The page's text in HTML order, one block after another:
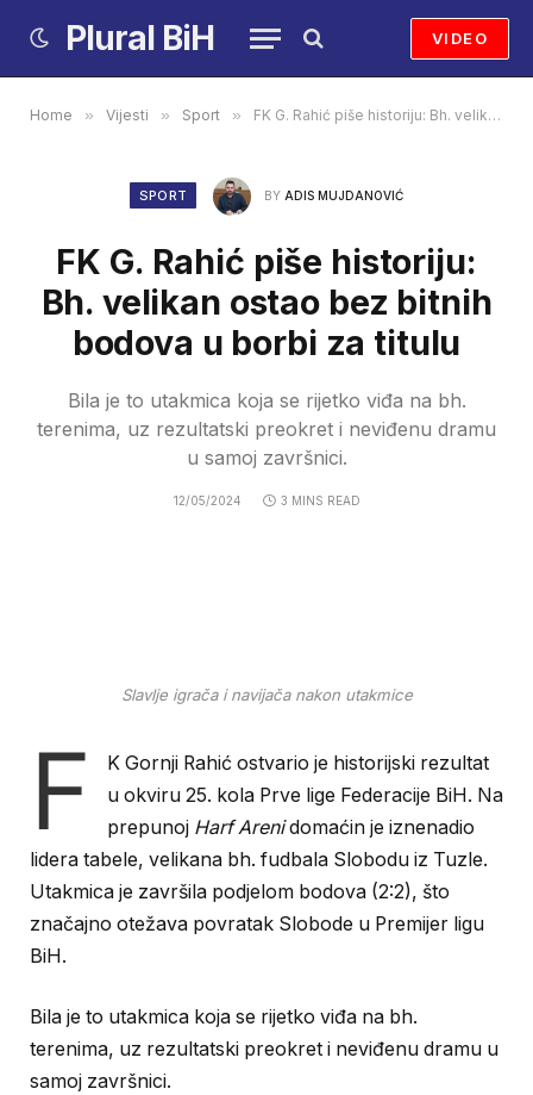
Plural BiH VIDEO
Home » Vijesti » Sport » FK G. Rahić piše historiju: Bh. velikan ostao bez bitnih bodova u borbi za titulu
SPORT BY ADIS MUJDANOVIĆ
FK G. Rahić piše historiju:
Bh. velikan ostao bez bitnih
bodova u borbi za titulu
Bila je to utakmica koja se rijetko viđa na bh.
terenima, uz rezultatski preokret i neviđenu dramu
u samoj završnici.
12/05/2024 3 MINS READ
Slavlje igrača i navijača nakon utakmice
F
K Gornji Rahić ostvario je historijski rezultat
u okviru 25. kola Prve lige Federacije BiH. Na
prepunoj Harf Arenidomaćin je iznenadio
lidera tabele, velikana bh. fudbala Slobodu iz Tuzle.
Utakmica je završila podjelom bodova (2:2), što
značajno otežava povratak Slobode u Premijer ligu
BiH.
Bila je to utakmica koja se rijetko viđa na bh.
terenima, uz rezultatski preokret i neviđenu dramu u
samoj završnici.